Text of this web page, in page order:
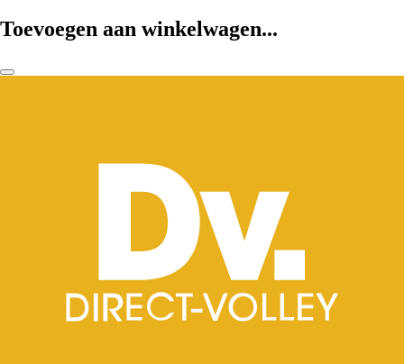
Toevoegen aan winkelwagen...